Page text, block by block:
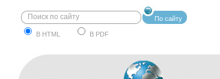
В HTML В PDF
По сайту